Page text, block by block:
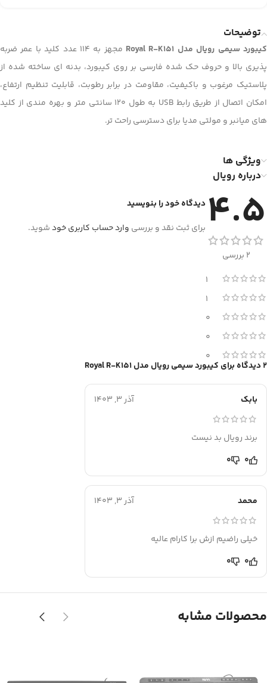
توضیحات
کیبورد سیمی رویال مدل Royal R-K151
مجهز به ۱۱۴ عدد کلید با عمر ضربه
پذیری بالا و حروف حک شده فارسی بر روی کیبورد، بدنه ای ساخته شده از
پلاستیک مرغوب و باکیفیت، مقاومت در برابر رطوبت، قابلیت تنظیم ارتفاع،
امکان اتصال از طریق رابط USB به طول ۱۲۰ سانتی متر و بهره مندی از کلید
های میانبر و مولتی مدیا برای دسترسی راحت تر.
ویژگی ها
درباره رویال
4.5
2 بررسی
1
1
0
0
0
2 دیدگاه برای کیبورد سیمی رویال مدل Royal R-K151
بابک آذر 3, 1403
برند رویال بد نیست
0
0
محمد آذر 3, 1403
خیلی راضیم ازش برا کارام عالیه
0
0
دیدگاه خود را بنویسید
برای ثبت نقد و بررسی وارد حساب کاربری خودشوید.
محصولات مشابه